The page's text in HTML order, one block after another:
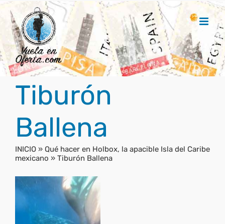
Saltar
contenido
Tiburón
Ballena
INICIO » Qué hacer en Holbox, la apacible Isla del Caribe
mexicano » Tiburón Ballena